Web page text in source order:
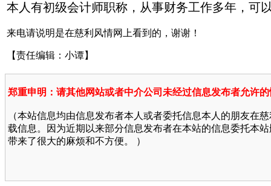
本人有初级会计师职称，从事财务工作多年，可
来电请说明是在慈利风情网上看到的，谢谢！
【责任编辑：小谭】
郑重申明：请其他网站或者中介公司未经过信息发布者允许
（本站信息均由信息发布者本人或者委托信息本人的朋友在
载信息。因为近期以来部分信息发布者在本站的信息委托本
带来了很大的麻烦和不方便。 ）